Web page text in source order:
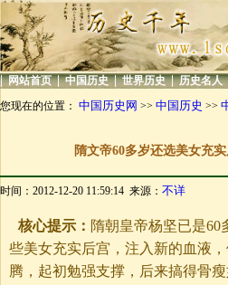
| 网站首页 | 中国历史 | 世界历史 | 历史名人
您现在的位置： 中国历史网 >> 中国历史 >>
隋文帝60多岁还选美女充
时间：2012-12-20 11:59:14 来源： 不详
核心提示： 隋朝皇帝杨坚已是60
些美女充实后宫，注入新的血液
腾，起初勉强支撑，后来搞得骨